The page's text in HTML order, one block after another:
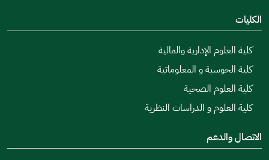
الكليات
كلية العلوم الإدارية والمالية
كلية الحوسبة و المعلوماتية
كلية العلوم الصحية
كلية العلوم و الدراسات النظرية
الاتصال والدعم